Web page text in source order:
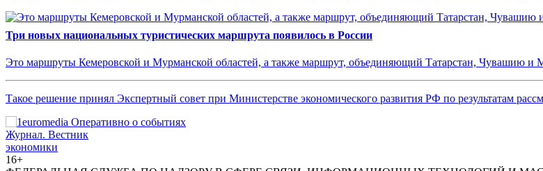
Три новых национальных туристических маршрута появилось в России
Это маршруты Кемеровской и Мурманской областей, а также маршрут, объединяющий Татарстан, Чувашию и
Такое решение принял Экспертный совет при Министерстве экономического развития РФ по результатам
Журнал. Вестник
экономики
16+